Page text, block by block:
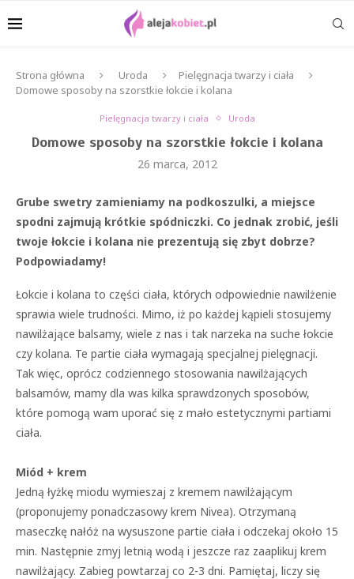
Strona główna Uroda
Pielęgnacja twarzy i ciała
Domowe sposoby na szorstkie łokcie i kolana
Pielęgnacja twarzy i ciała Uroda
Domowe sposoby na szorstkie łokcie i kolana
26 marca, 2012
Grube swetry zamieniamy na podkoszulki, a miejsce
spodni zajmują krótkie spódniczki. Co jednak zrobić, jeśli
twoje łokcie i kolana nie prezentują się zbyt dobrze?
Podpowiadamy!
Łokcie i kolana to części ciała, których odpowiednie nawilżenie
sprawia wiele trudności. Mimo, iż po każdej kąpieli stosujemy
nawilżające balsamy, wiele z nas i tak narzeka na suche łokcie
czy kolana. Te partie ciała wymagają specjalnej pielęgnacji.
Tak więc, oprócz codziennego stosowania nawilżających
balsamów, mamy dla was kilka sprawdzonych sposobów,
które pomogą wam uporać się z mało estetycznymi partiami
ciała.
Miód + krem
Jedną łyżkę miodu wymieszaj z kremem nawilżającym
(proponujemy ponadczasowy krem Nivea). Otrzymaną
maseczkę nałóż na wysuszone partie ciała i odczekaj około 15
min. Następnie zmyj letnią wodą i jeszcze raz zaaplikuj krem
nawilżający. Zabieg powtarzaj co 2-3 dni. Pamiętaj, liczy się